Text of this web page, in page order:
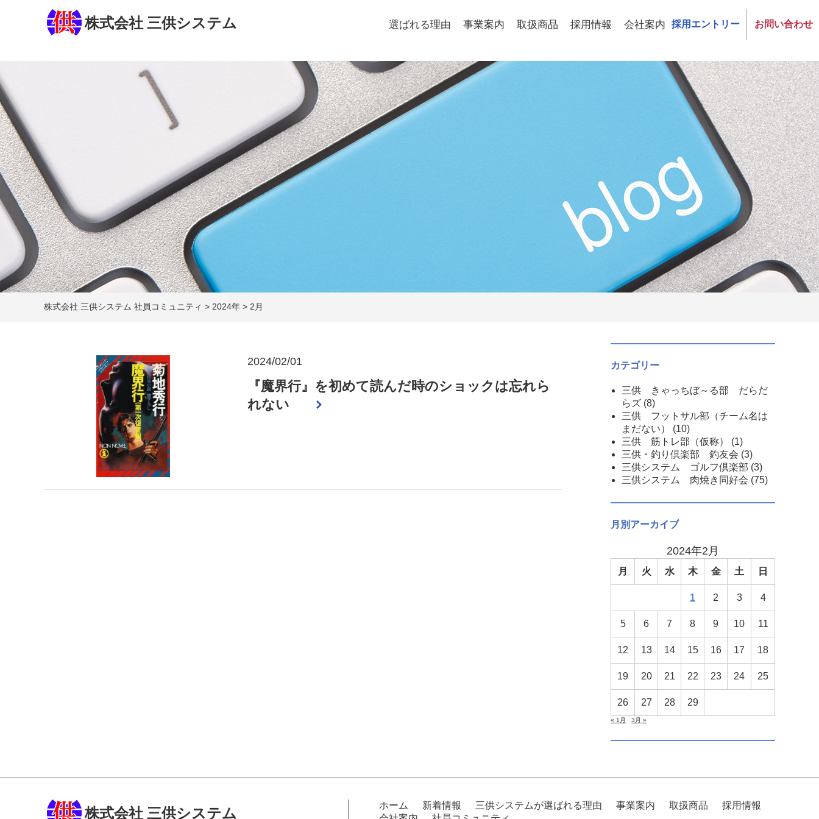
株式会社 三供システム 選ばれる理由 事業案内 取扱商品 採用情報 会社案内 採用エントリー お問い合わせ
株式会社 三供システム 社員コミュニティ > 2024年 > 2月
2024/02/01
『魔界行』を初めて読んだ時のショックは忘れら
れない
カテゴリー
三供 きゃっちぼ～る部 だらだ
らズ(8)
三供 フットサル部（チーム名は
まだない）
(10)
三供 筋トレ部（仮称）
(1)
三供・釣り倶楽部 釣友会 (3)
三供システム ゴルフ倶楽部 (3)
三供システム 肉焼き同好会 (75)
月別アーカイブ
2024年2月
月 火 水 木 金 土 日
1 2 3 4
5 6 7 8 9 10 11
12 13 14 15 16 17 18
19 20 21 22 23 24 25
26 27 28 29
« 1月 3月 »
ホーム 新着情報 三供システムが選ばれる理由 事業案内 取扱商品
採用情報
株式会社 三供システム